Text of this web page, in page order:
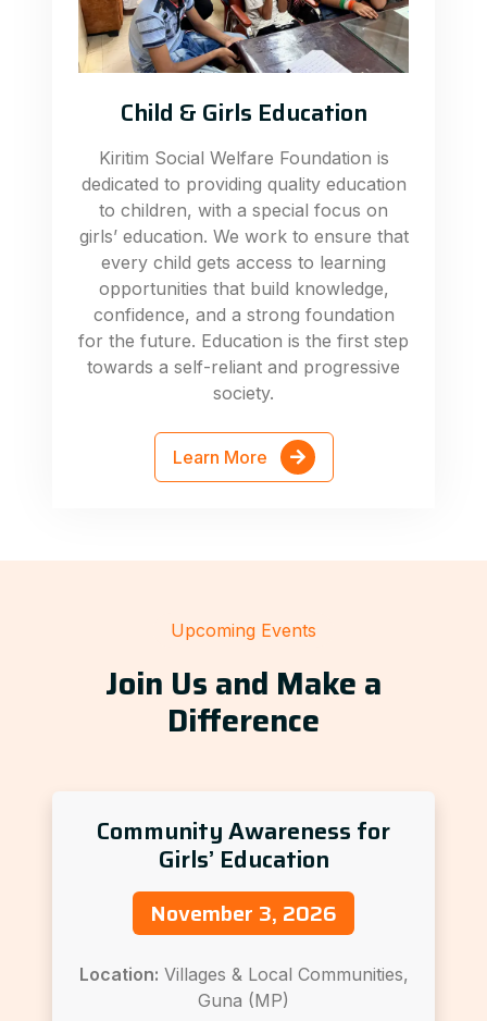
Child & Girls Education
Kiritim Social Welfare Foundation is
dedicated to providing quality education
to children, with a special focus on
girls’ education. We work to ensure that
every child gets access to learning
opportunities that build knowledge,
confidence, and a strong foundation
for the future. Education is the first step
towards a self-reliant and progressive
society.
Learn More
Upcoming Events
Join Us and Make a
Difference
Community Awareness for
Girls’ Education
November 3, 2026
Location: Villages & Local Communities,
Guna (MP)